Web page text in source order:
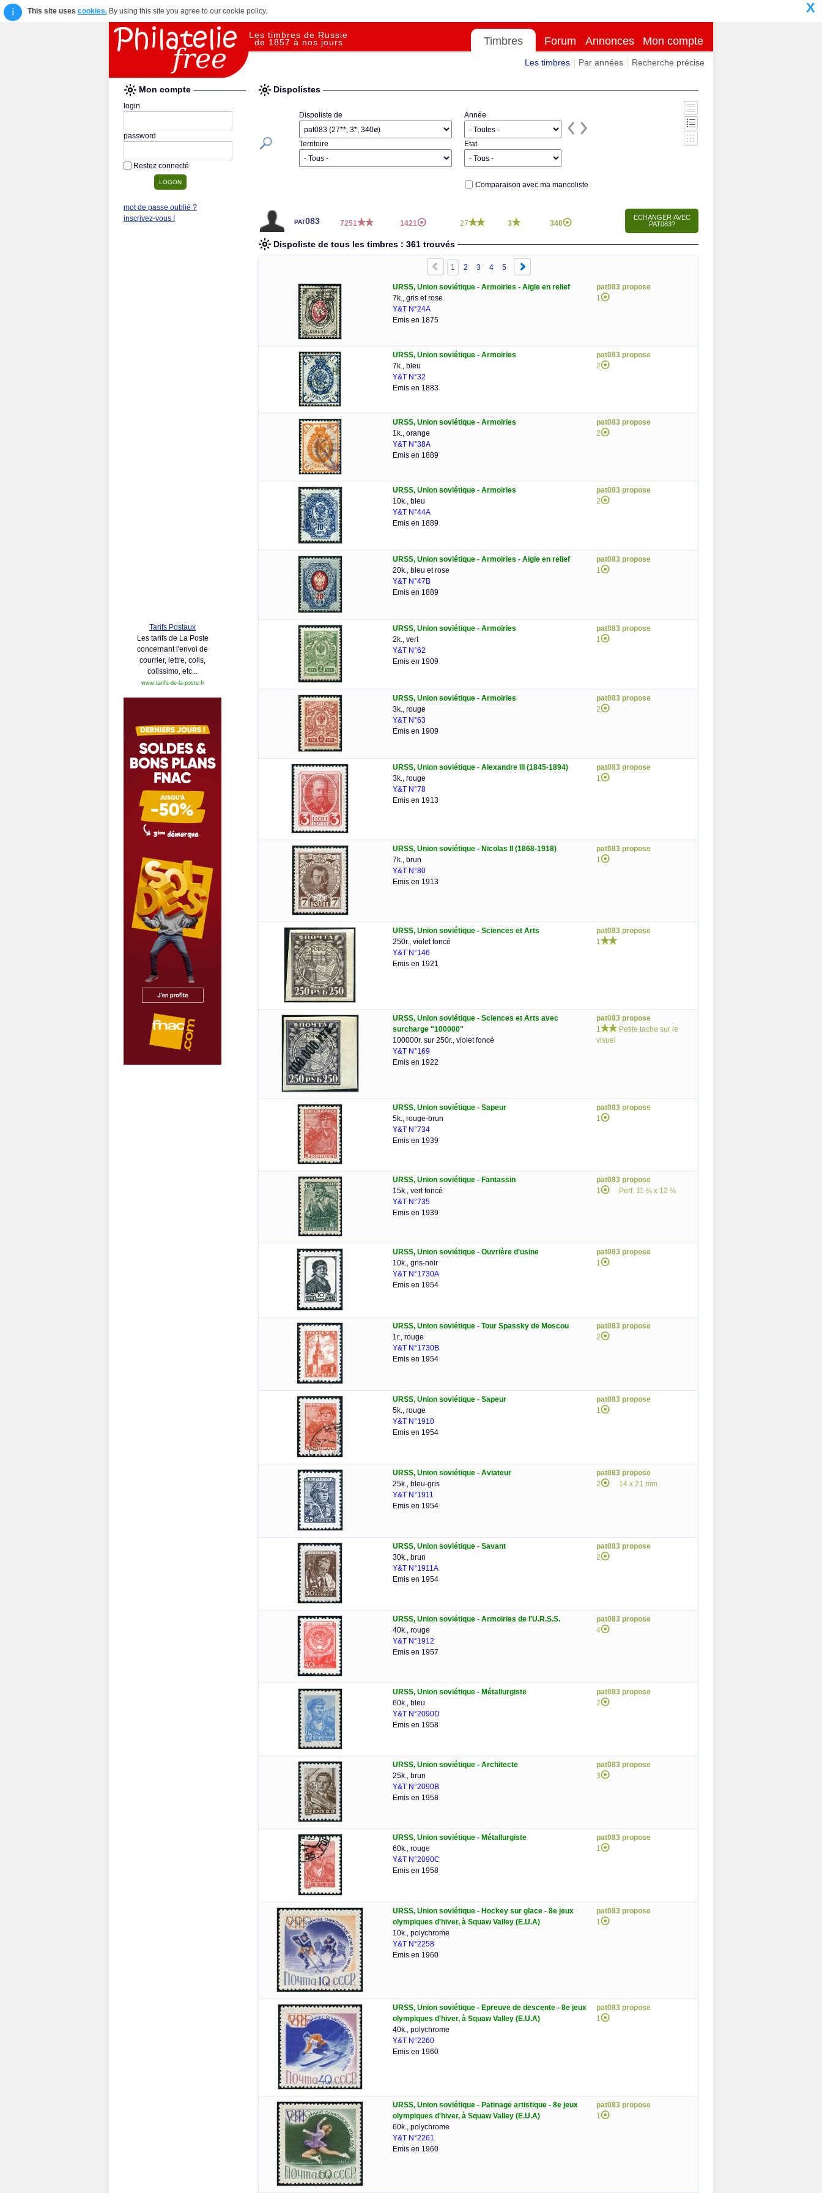
i This site uses cookies.By using this site you agree to our cookie policy. X
Les timbres de Russie
de 1857 à nos jours Timbres Forum Annonces Mon compte
Les timbres Par années Recherche précise
Mon compte
login
password
Restez connecté
mot de passe oublié ?
inscrivez-vous !
Tarifs Postaux
Les tarifs de La Poste
concernant l'envoi de
courrier, lettre, colis,
colissimo, etc...
www.tarifs-de-la-poste.fr
Dispolistes
Dispoliste de
Territoire
Année
Etat
Comparaison avec ma mancoliste
pat083 7251 1421 27 3 340
Dispoliste de tous les timbres : 361 trouvés
1 2 3 4 5
URSS, Union soviétique - Armoiries - Aigle en relief
7k., gris et rose
Y&T N°24A
Emis en 1875
pat083 propose
1
URSS, Union soviétique - Armoiries
7k., bleu
Y&T N°32
Emis en 1883
pat083 propose
2
URSS, Union soviétique - Armoiries
1k., orange
Y&T N°38A
Emis en 1889
pat083 propose
2
URSS, Union soviétique - Armoiries
10k., bleu
Y&T N°44A
Emis en 1889
pat083 propose
2
URSS, Union soviétique - Armoiries - Aigle en relief
20k., bleu et rose
Y&T N°47B
Emis en 1889
pat083 propose
1
URSS, Union soviétique - Armoiries
2k., vert
Y&T N°62
Emis en 1909
pat083 propose
1
URSS, Union soviétique - Armoiries
3k., rouge
Y&T N°63
Emis en 1909
pat083 propose
2
URSS, Union soviétique - Alexandre III (1845-1894)
3k., rouge
Y&T N°78
Emis en 1913
pat083 propose
1
URSS, Union soviétique - Nicolas II (1868-1918)
7k., brun
Y&T N°80
Emis en 1913
pat083 propose
1
URSS, Union soviétique - Sciences et Arts
250r., violet foncé
Y&T N°146
Emis en 1921
pat083 propose
1
URSS, Union soviétique - Sciences et Arts avec
surcharge "100000"
100000r. sur 250r., violet foncé
Y&T N°169
Emis en 1922
pat083 propose
1
Petite tache sur le
visuel
URSS, Union soviétique - Sapeur
5k., rouge-brun
Y&T N°734
Emis en 1939
pat083 propose
1
URSS, Union soviétique - Fantassin
15k., vert foncé
Y&T N°735
Emis en 1939
pat083 propose
1
Perf. 11 ¼ x 12 ¼
URSS, Union soviétique - Ouvrière d'usine
10k., gris-noir
Y&T N°1730A
Emis en 1954
pat083 propose
1
URSS, Union soviétique - Tour Spassky de Moscou
1r., rouge
Y&T N°1730B
Emis en 1954
pat083 propose
2
URSS, Union soviétique - Sapeur
5k., rouge
Y&T N°1910
Emis en 1954
pat083 propose
1
URSS, Union soviétique - Aviateur
25k., bleu-gris
Y&T N°1911
Emis en 1954
pat083 propose
2
14 x 21 mm
URSS, Union soviétique - Savant
30k., brun
Y&T N°1911A
Emis en 1954
pat083 propose
2
URSS, Union soviétique - Armoiries de l'U.R.S.S.
40k., rouge
Y&T N°1912
Emis en 1957
pat083 propose
4
URSS, Union soviétique - Métallurgiste
60k., bleu
Y&T N°2090D
Emis en 1958
pat083 propose
2
URSS, Union soviétique - Architecte
25k., brun
Y&T N°2090B
Emis en 1958
pat083 propose
3
URSS, Union soviétique - Métallurgiste
60k., rouge
Y&T N°2090C
Emis en 1958
pat083 propose
1
URSS, Union soviétique - Hockey sur glace - 8e jeux
olympiques d'hiver, à Squaw Valley (E.U.A)
10k., polychrome
Y&T N°2258
Emis en 1960
pat083 propose
1
URSS, Union soviétique - Epreuve de descente - 8e jeux
olympiques d'hiver, à Squaw Valley (E.U.A)
40k., polychrome
Y&T N°2260
Emis en 1960
pat083 propose
1
URSS, Union soviétique - Patinage artistique - 8e jeux
olympiques d'hiver, à Squaw Valley (E.U.A)
60k., polychrome
Y&T N°2261
Emis en 1960
pat083 propose
1